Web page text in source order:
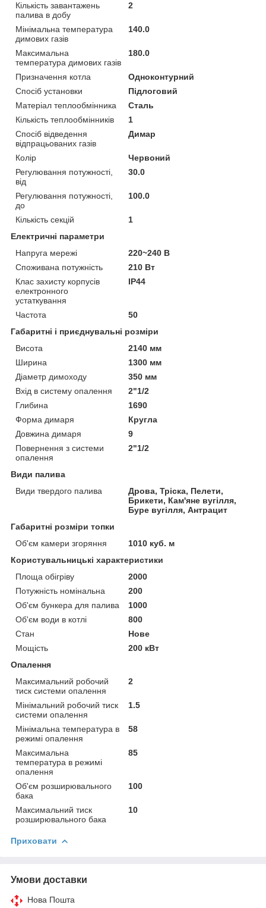
Кількість завантажень
палива в добу
2
Мінімальна температура
димових газів
140.0
Максимальна
температура димових газів
180.0
Призначення котла
Одноконтурний
Спосіб установки
Підлоговий
Матеріал теплообмінника
Сталь
Кількість теплообмінників
1
Спосіб відведення
відпрацьованих газів
Димар
Колір
Червоний
Регулювання потужності,
від
30.0
Регулювання потужності,
до
100.0
Кількість секцій
1
Електричні параметри
Напруга мережі
220~240 В
Споживана потужність
210 Вт
Клас захисту корпусів
електронного
устаткування
IP44
Частота
50
Габаритні і приєднувальні розміри
Висота
2140 мм
Ширина
1300 мм
Діаметр димоходу
350 мм
Вхід в систему опалення
2"1/2
Глибина
1690
Форма димаря
Кругла
Довжина димаря
9
Повернення з системи
опалення
2"1/2
Види палива
Види твердого палива
Дрова, Тріска, Пелети,
Брикети, Кам'яне вугілля,
Буре вугілля, Антрацит
Габаритні розміри топки
Об'єм камери згоряння
1010 куб. м
Користувальницькі характеристики
Площа обігріву
2000
Потужність номінальна
200
Об'єм бункера для палива
1000
Об'єм води в котлі
800
Стан
Нове
Мощість
200 кВт
Опалення
Максимальний робочий
тиск системи опалення
2
Мінімальний робочий тиск
системи опалення
1.5
Мінімальна температура в
режимі опалення
58
Максимальна
температура в режимі
опалення
85
Об'єм розширювального
бака
100
Максимальний тиск
розширювального бака
10
Приховати
Умови доставки
Нова Пошта